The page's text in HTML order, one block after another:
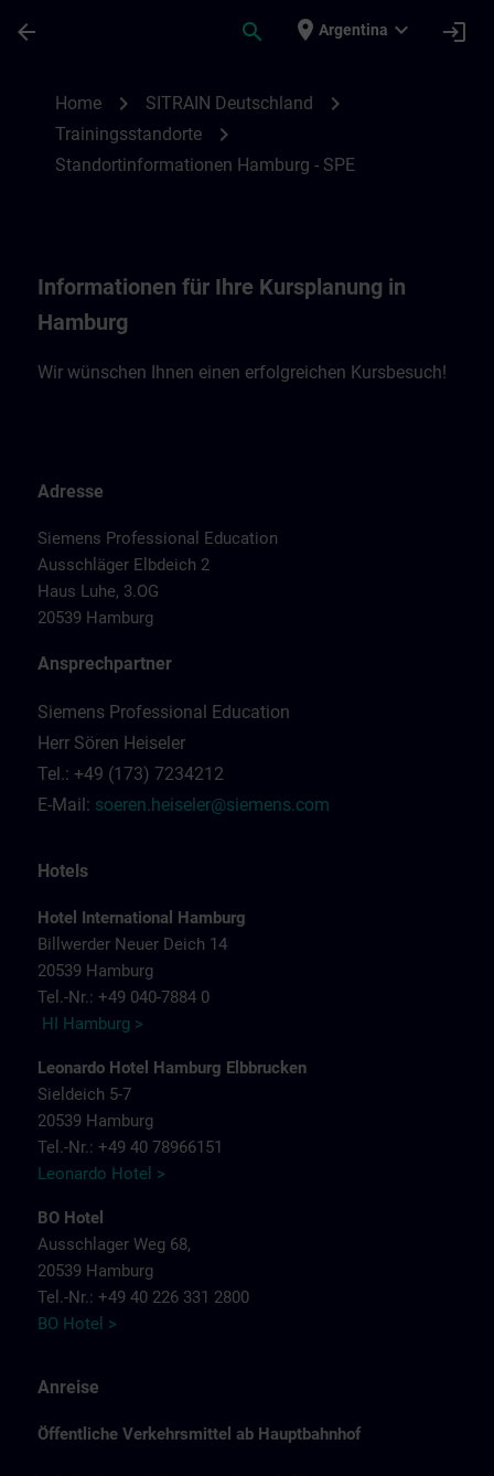
arrow_back search place Argentina expand_more login
Home chevron_right SITRAIN Deutschland chevron_right
Trainingsstandorte chevron_right
Standortinformationen Hamburg - SPE
Informationen für Ihre Kursplanung in
Hamburg
Wir wünschen Ihnen einen erfolgreichen Kursbesuch!
Adresse
Siemens Professional Education
Ausschläger Elbdeich 2
Haus Luhe, 3.OG
20539 Hamburg
Ansprechpartner
Siemens Professional Education
Herr Sören Heiseler
Tel.: +49 (173) 7234212
E-Mail: soeren.heiseler@siemens.com
Hotels
Hotel International Hamburg
Billwerder Neuer Deich 14
20539 Hamburg
Tel.-Nr.: +49 040-7884 0
HI Hamburg >
Leonardo Hotel Hamburg Elbbrucken
Sieldeich 5-7
20539 Hamburg
Tel.-Nr.: +49 40 78966151
Leonardo Hotel >
BO Hotel
Ausschlager Weg 68,
20539 Hamburg
Tel.-Nr.: +49 40 226 331 2800
BO Hotel >
Anreise
Öffentliche Verkehrsmittel ab Hauptbahnhof